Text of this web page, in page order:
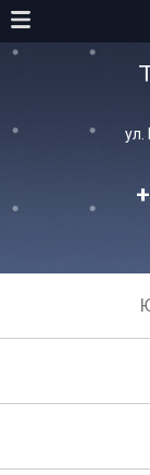
ул.